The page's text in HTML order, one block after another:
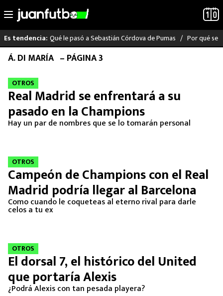
Saltar
contenido
Es tendencia: Qué le pasó a Sebastián Córdova de Pumas Por qué se
LO ÚLTIMO
LIGA MX
RAYADOS
ATLANTE
SELECCIÓN MEXICANA
FUTBOL INTERNACIONAL
FUTBOL ESTUFA
FÓRMULA 1
Á. DI MARÍA – PÁGINA 3
OTROS
Real Madrid se enfrentará a su
pasado en la Champions
Hay un par de nombres que se lo tomarán personal
OTROS
Campeón de Champions con el Real
Madrid podría llegar al Barcelona
Como cuando le coqueteas al eterno rival para darle
celos a tu ex
OTROS
El dorsal 7, el histórico del United
que portaría Alexis
¿Podrá Alexis con tan pesada playera?